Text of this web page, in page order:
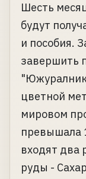
Шесть
будут
и пособия.
завершить
цветной
мировом
превышала
входят два
руды -